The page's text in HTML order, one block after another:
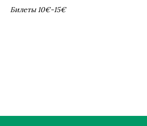
Билеты 10€-15€